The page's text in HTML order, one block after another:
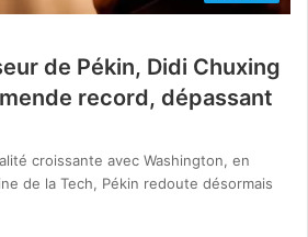
de Pékin, Didi Chuxing
record, dépassant
croissante avec Washington, en
de la Tech, Pékin redoute désormais